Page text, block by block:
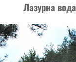
Лазурна вода